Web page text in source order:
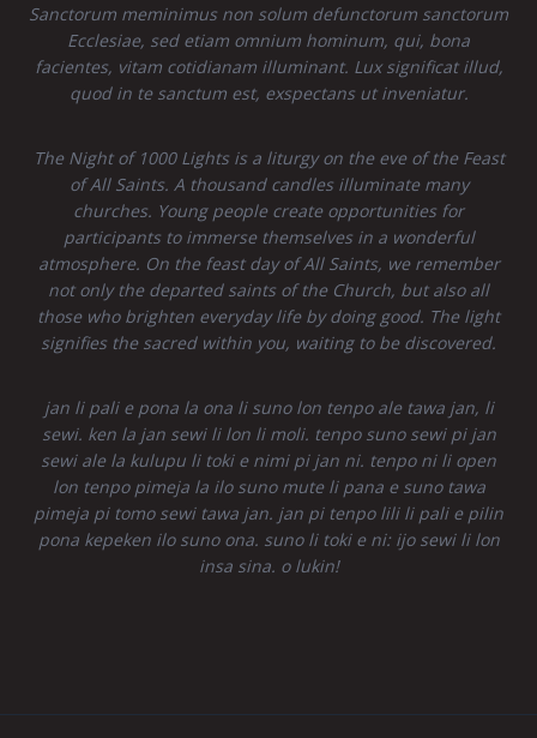
Sanctorum meminimus non solum defunctorum sanctorum
Ecclesiae, sed etiam omnium hominum, qui, bona
facientes, vitam cotidianam illuminant. Lux significat illud,
quod in te sanctum est, exspectans ut inveniatur.
The Night of 1000 Lights is a liturgy on the eve of the Feast
of All Saints. A thousand candles illuminate many
churches. Young people create opportunities for
participants to immerse themselves in a wonderful
atmosphere. On the feast day of All Saints, we remember
not only the departed saints of the Church, but also all
those who brighten everyday life by doing good. The light
signifies the sacred within you, waiting to be discovered.
jan li pali e pona la ona li suno lon tenpo ale tawa jan, li
sewi. ken la jan sewi li lon li moli. tenpo suno sewi pi jan
sewi ale la kulupu li toki e nimi pi jan ni. tenpo ni li open
lon tenpo pimeja la ilo suno mute li pana e suno tawa
pimeja pi tomo sewi tawa jan. jan pi tenpo lili li pali e pilin
pona kepeken ilo suno ona. suno li toki e ni: ijo sewi li lon
insa sina. o lukin!